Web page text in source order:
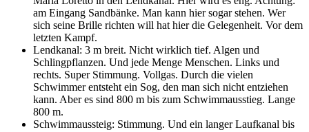
am Eingang Sandbänke. Man kann hier sogar stehen. Wer
sich seine Brille richten will hat hier die Gelegenheit. Vor dem
letzten Kampf.
Lendkanal: 3 m breit. Nicht wirklich tief. Algen und
Schlingpflanzen. Und jede Menge Menschen. Links und
rechts. Super Stimmung. Vollgas. Durch die vielen
Schwimmer entsteht ein Sog, den man sich nicht entziehen
kann. Aber es sind 800 m bis zum Schwimmausstieg. Lange
800 m.
Schwimmaussteig: Stimmung. Und ein langer Laufkanal bis